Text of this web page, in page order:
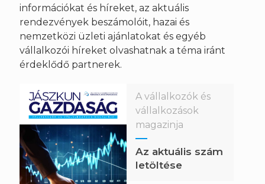
információkat és híreket, az aktuális
rendezvények beszámolóit, hazai és
nemzetközi üzleti ajánlatokat és egyéb
vállalkozói híreket olvashatnak a téma iránt
érdeklődő partnerek.
A vállalkozók és
vállalkozások
magazinja
Az aktuális szám
letöltése